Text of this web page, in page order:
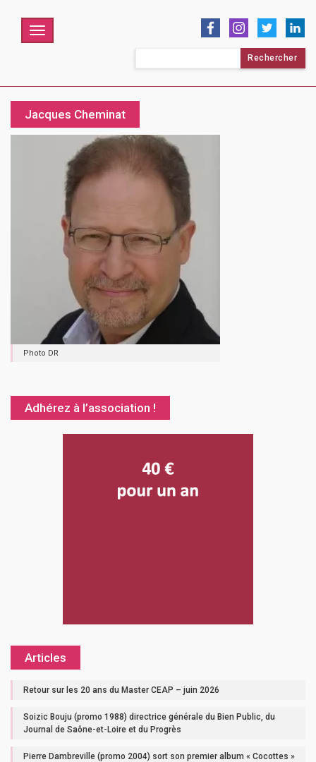
Menu
Jacques Cheminat
Photo DR
Adhérez à l’association !
Articles
Retour sur les 20 ans du Master CEAP – juin 2026
Soizic Bouju (promo 1988) directrice générale du Bien Public, du
Journal de Saône-et-Loire et du Progrès
Pierre Dambreville (promo 2004) sort son premier album « Cocottes »